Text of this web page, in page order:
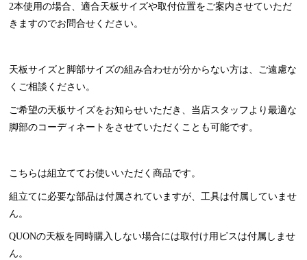
2本使用の場合、適合天板サイズや取付位置をご案内させていただ
きますのでお問合せください。
天板サイズと脚部サイズの組み合わせが分からない方は、ご遠慮な
くご相談ください。
ご希望の天板サイズをお知らせいただき、当店スタッフより最適な
脚部のコーディネートをさせていただくことも可能です。
こちらは組立ててお使いいただく商品です。
組立てに必要な部品は付属されていますが、工具は付属していませ
ん。
QUONの天板を同時購入しない場合には取付け用ビスは付属しませ
ん。